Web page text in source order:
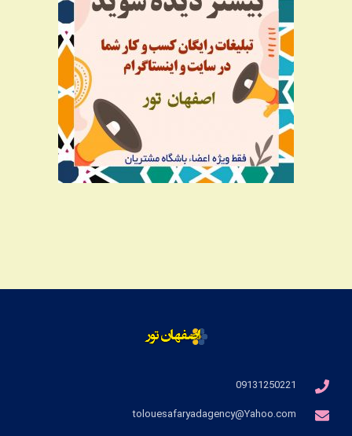
09131250221
tolouesafaryadagency@Yahoo.com